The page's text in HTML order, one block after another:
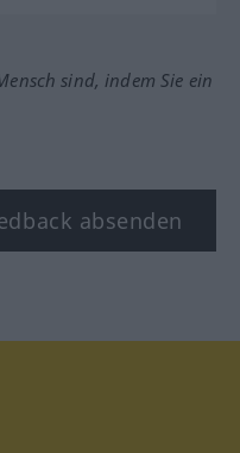
sind, indem Sie ein
absenden